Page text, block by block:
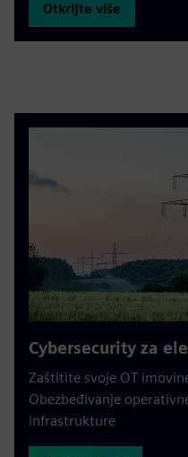
Otkrijte više
Cybersecurity za
Zaštitite svoje OT
Obezbeđivanje
infrastrukture